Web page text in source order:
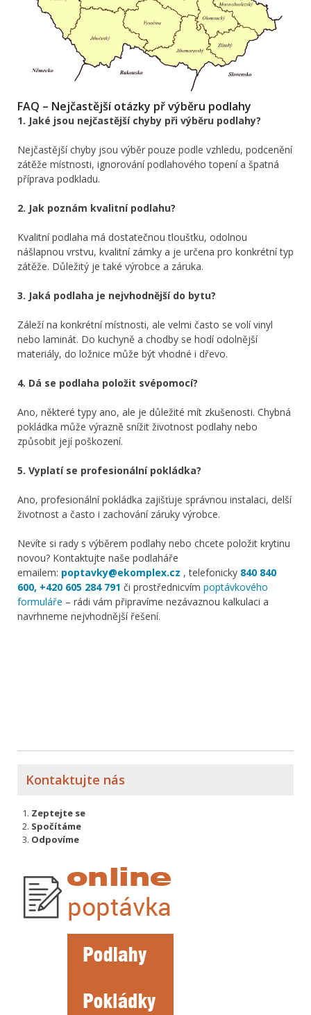
FAQ – Nejčastější otázky př výběru podlahy
1. Jaké jsou nejčastější chyby při výběru podlahy?
Nejčastější chyby jsou výběr pouze podle vzhledu, podcenění
zátěže místnosti, ignorování podlahového topení a špatná
příprava podkladu.
2. Jak poznám kvalitní podlahu?
Kvalitní podlaha má dostatečnou tloušťku, odolnou
nášlapnou vrstvu, kvalitní zámky a je určena pro konkrétní typ
zátěže. Důležitý je také výrobce a záruka.
3. Jaká podlaha je nejvhodnější do bytu?
Záleží na konkrétní místnosti, ale velmi často se volí vinyl
nebo laminát. Do kuchyně a chodby se hodí odolnější
materiály, do ložnice může být vhodné i dřevo.
4. Dá se podlaha položit svépomocí?
Ano, některé typy ano, ale je důležité mít zkušenosti. Chybná
pokládka může výrazně snížit životnost podlahy nebo
způsobit její poškození.
5. Vyplatí se profesionální pokládka?
Ano, profesionální pokládka zajišťuje správnou instalaci, delší
životnost a často i zachování záruky výrobce.
Nevíte si rady s výběrem podlahy nebo chcete položit krytinu
novou? Kontaktujte naše podlaháře
emailem: poptavky@ekomplex.cz , telefonicky 840 840
600, +420 605 284 791 či prostřednicvím poptávkového
formuláře – rádi vám připravíme nezávaznou kalkulaci a
navrhneme nejvhodnější řešení.
Kontaktujte nás
Zeptejte se
Spočítáme
Odpovíme